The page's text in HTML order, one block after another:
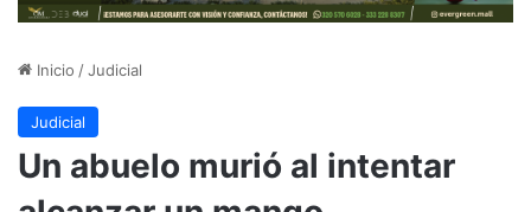
Inicio /Judicial
Judicial
Un abuelo murió al intentar